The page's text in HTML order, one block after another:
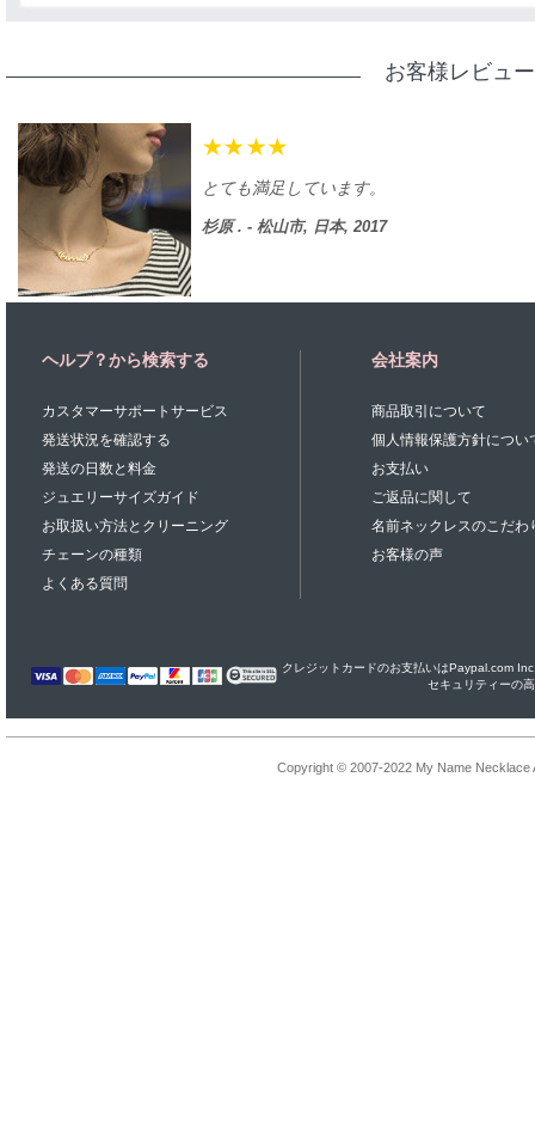
お客様レビュー
とても満足しています。
杉原 . - 松山市, 日本, 2017
ヘルプ？から検索する
カスタマーサポートサービス
発送状況を確認する
発送の日数と料金
ジュエリーサイズガイド
お取扱い方法とクリーニング
チェーンの種類
よくある質問
会社案内
商品取引について
個人情報保護方針につい
お支払い
ご返品に関して
名前ネックレスのこだわ
お客様の声
クレジットカードのお支払いはPaypal.com
セキュリティーの
Copyright © 2007-2022 My Name Necklace